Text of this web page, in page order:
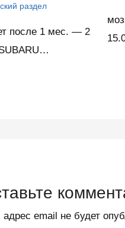
раздел
после 1 мес. — 2
email не будет